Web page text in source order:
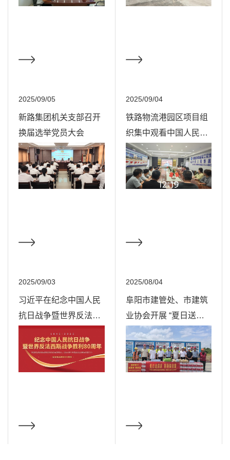
2025/09/05
新路集团机关支部召开
换届选举党员大会
2025/09/04
铁路物流港园区项目组
织集中观看中国人民抗
日战争暨世界反法西斯
战争胜利80周年纪念活
动
2025/09/03
习近平在纪念中国人民
抗日战争暨世界反法西
斯战争胜利80周年大会
上发表重要讲话
2025/08/04
阜阳市建管处、市建筑
业协会开展 “夏日送清
凉、防暑保安康”活动